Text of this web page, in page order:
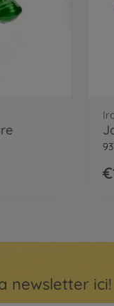
newsletter ici!